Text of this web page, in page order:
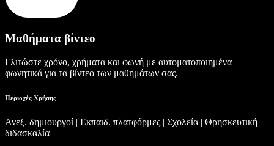
Μαθήματα βίντεο
Γλιτώστε χρόνο, χρήματα και φωνή με αυτοματοποιημένα
φωνητικά για τα βίντεο των μαθημάτων σας.
Περιοχές Χρήσης
Ανεξ. δημιουργοί | Εκπαιδ. πλατφόρμες | Σχολεία | Θρησκευτική
διδασκαλία